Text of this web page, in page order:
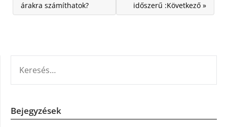
árakra számíthatok?
időszerű :Következő »
Bejegyzések